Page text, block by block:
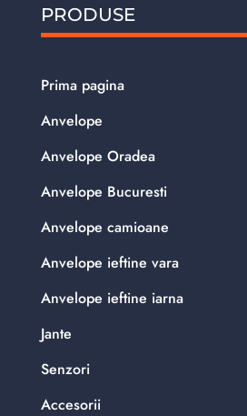
PRODUSE
Prima pagina
Anvelope
Anvelope Oradea
Anvelope Bucuresti
Anvelope camioane
Anvelope ieftine vara
Anvelope ieftine iarna
Jante
Senzori
Accesorii